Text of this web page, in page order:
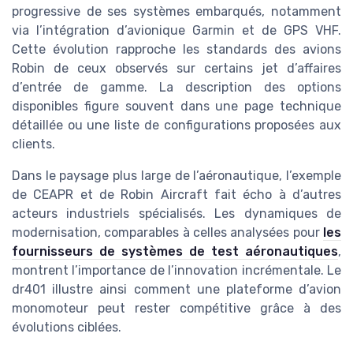
progressive de ses systèmes embarqués, notamment
via l’intégration d’avionique Garmin et de GPS VHF.
Cette évolution rapproche les standards des avions
Robin de ceux observés sur certains jet d’affaires
d’entrée de gamme. La description des options
disponibles figure souvent dans une page technique
détaillée ou une liste de configurations proposées aux
clients.
Dans le paysage plus large de l’aéronautique, l’exemple
de CEAPR et de Robin Aircraft fait écho à d’autres
acteurs industriels spécialisés. Les dynamiques de
modernisation, comparables à celles analysées pour les
fournisseurs de systèmes de test aéronautiques,
montrent l’importance de l’innovation incrémentale. Le
dr401 illustre ainsi comment une plateforme d’avion
monomoteur peut rester compétitive grâce à des
évolutions ciblées.